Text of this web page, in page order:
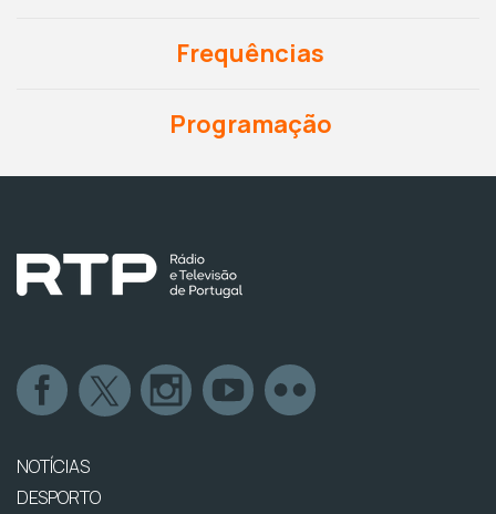
Frequências
Programação
NOTÍCIAS
DESPORTO